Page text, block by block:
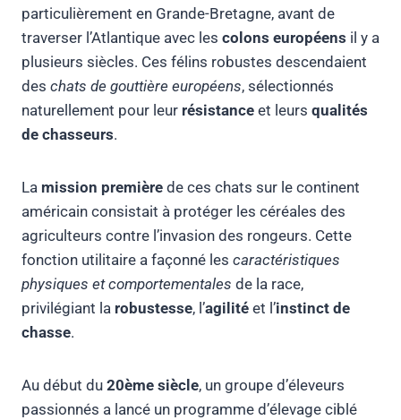
particulièrement en Grande-Bretagne, avant de
traverser l’Atlantique avec les colons européens il y a
plusieurs siècles. Ces félins robustes descendaient
des chats de gouttière européens, sélectionnés
naturellement pour leur résistance et leurs qualités
de chasseurs.
La mission première de ces chats sur le continent
américain consistait à protéger les céréales des
agriculteurs contre l’invasion des rongeurs. Cette
fonction utilitaire a façonné les caractéristiques
physiques et comportementales de la race,
privilégiant la robustesse, l’agilité et l’instinct de
chasse.
Au début du 20ème siècle, un groupe d’éleveurs
passionnés a lancé un programme d’élevage ciblé